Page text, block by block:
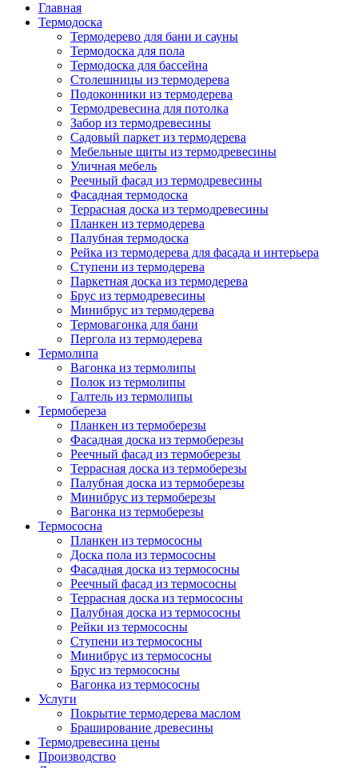
Главная
Термодоска
Термодерево для бани и сауны
Термодоска для пола
Термодоска для бассейна
Столешницы из термодерева
Подоконники из термодерева
Термодревесина для потолка
Забор из термодревесины
Садовый паркет из термодерева
Мебельные щиты из термодревесины
Уличная мебель
Реечный фасад из термодревесины
Фасадная термодоска
Террасная доска из термодревесины
Планкен из термодерева
Палубная термодоска
Рейка из термодерева для фасада и интерьера
Ступени из термодерева
Паркетная доска из термодерева
Брус из термодревесины
Минибрус из термодерева
Термовагонка для бани
Пергола из термодерева
Термолипа
Вагонка из термолипы
Полок из термолипы
Галтель из термолипы
Термобереза
Планкен из термоберезы
Фасадная доска из термоберезы
Реечный фасад из термоберезы
Террасная доска из термоберезы
Палубная доска из термоберезы
Минибрус из термоберезы
Вагонка из термоберезы
Термососна
Планкен из термососны
Доска пола из термососны
Фасадная доска из термососны
Реечный фасад из термососны
Террасная доска из термососны
Палубная доска из термососны
Рейки из термососны
Ступени из термососны
Минибрус из термососны
Брус из термососны
Вагонка из термососны
Услуги
Покрытие термодерева маслом
Браширование древесины
Термодревесина цены
Производство